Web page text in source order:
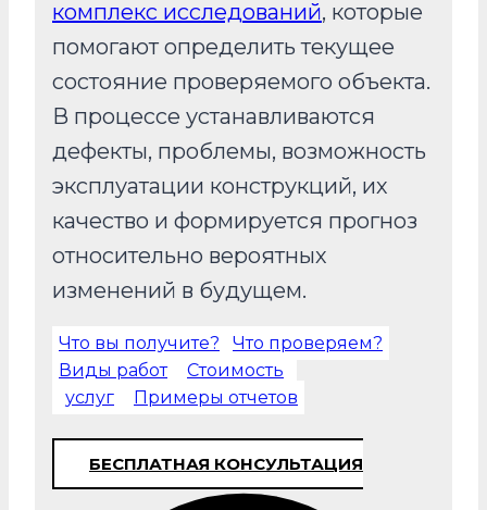
комплекс исследований, которые
помогают определить текущее
состояние проверяемого объекта.
В процессе устанавливаются
дефекты, проблемы, возможность
эксплуатации конструкций, их
качество и формируется прогноз
относительно вероятных
изменений в будущем.
Что вы получите?
Что проверяем?
Виды работ
Стоимость
услуг
Примеры отчетов
БЕСПЛАТНАЯ КОНСУЛЬТАЦИЯ